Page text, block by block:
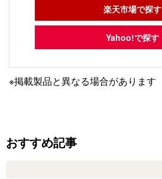
楽天市場で探す
Yahoo!で探す
※掲載製品と異なる場合があります
おすすめ記事